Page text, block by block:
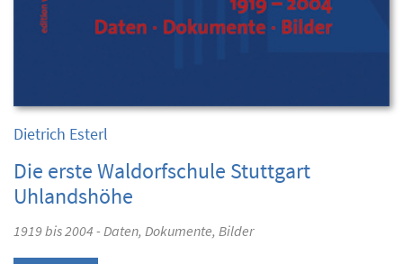
Dietrich Esterl
Die erste Waldorfschule Stuttgart
Uhlandshöhe
1919 bis 2004 - Daten, Dokumente, Bilder